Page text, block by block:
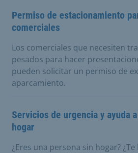
Permiso de estacionamiento
comerciales
Los comerciales que necesiten
pesados para hacer
pueden solicitar un permiso de
aparcamiento.
Servicios de urgencia y ayuda
hogar
¿Eres una persona sin hogar?